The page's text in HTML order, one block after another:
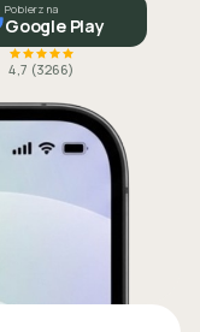
Pobierz na
Google Play
4,7 (3266)